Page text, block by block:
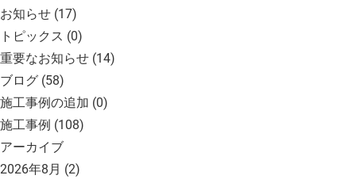
お知らせ (17)
トピックス (0)
重要なお知らせ (14)
ブログ (58)
施工事例の追加 (0)
施工事例 (108)
アーカイブ
2026年8月 (2)